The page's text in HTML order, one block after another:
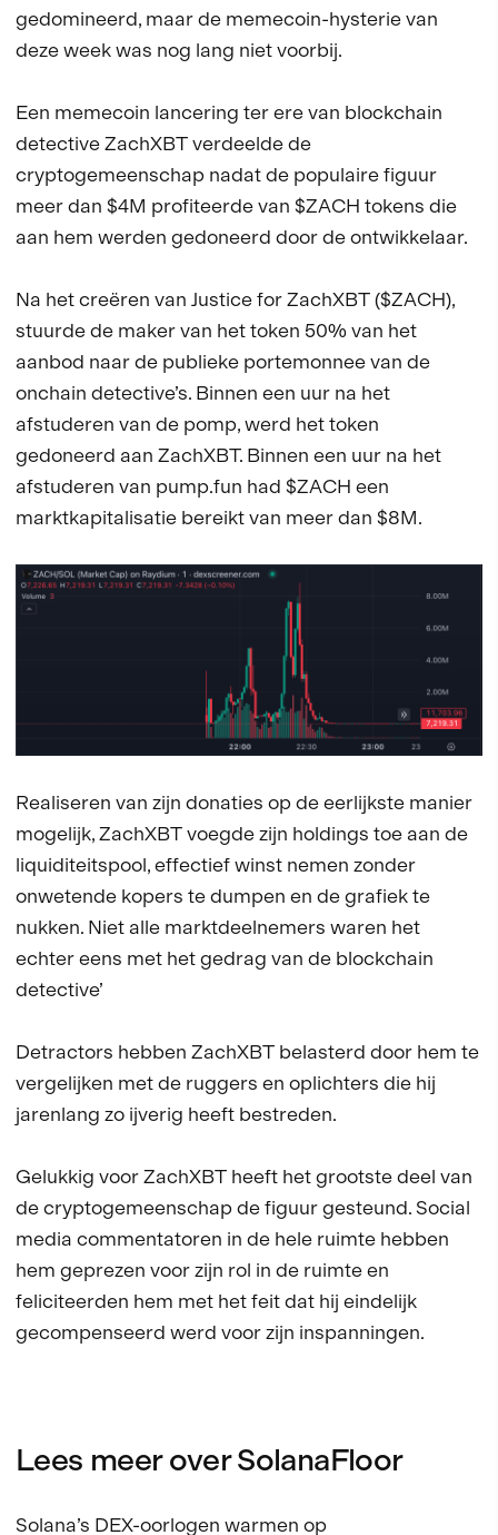
gedomineerd, maar de memecoin-hysterie van
deze week was nog lang niet voorbij.
Een memecoin lancering ter ere van blockchain
detective ZachXBT verdeelde de
cryptogemeenschap nadat de populaire figuur
meer dan $4M profiteerde van $ZACH tokens die
aan hem werden gedoneerd door de ontwikkelaar.
Na het creëren van Justice for ZachXBT ($ZACH),
stuurde de maker van het token 50% van het
aanbod naar de publieke portemonnee van de
onchain detective’s. Binnen een uur na het
afstuderen van de pomp, werd het token
gedoneerd aan ZachXBT. Binnen een uur na het
afstuderen van pump.fun had $ZACH een
marktkapitalisatie bereikt van meer dan $8M.
Realiseren van zijn donaties op de eerlijkste manier
mogelijk, ZachXBT voegde zijn holdings toe aan de
liquiditeitspool, effectief winst nemen zonder
onwetende kopers te dumpen en de grafiek te
nukken. Niet alle marktdeelnemers waren het
echter eens met het gedrag van de blockchain
detective’
Detractors hebben ZachXBT belasterd door hem te
vergelijken met de ruggers en oplichters die hij
jarenlang zo ijverig heeft bestreden.
Gelukkig voor ZachXBT heeft het grootste deel van
de cryptogemeenschap de figuur gesteund. Social
media commentatoren in de hele ruimte hebben
hem geprezen voor zijn rol in de ruimte en
feliciteerden hem met het feit dat hij eindelijk
gecompenseerd werd voor zijn inspanningen.
Lees meer over SolanaFloor
Solana’s DEX-oorlogen warmen op